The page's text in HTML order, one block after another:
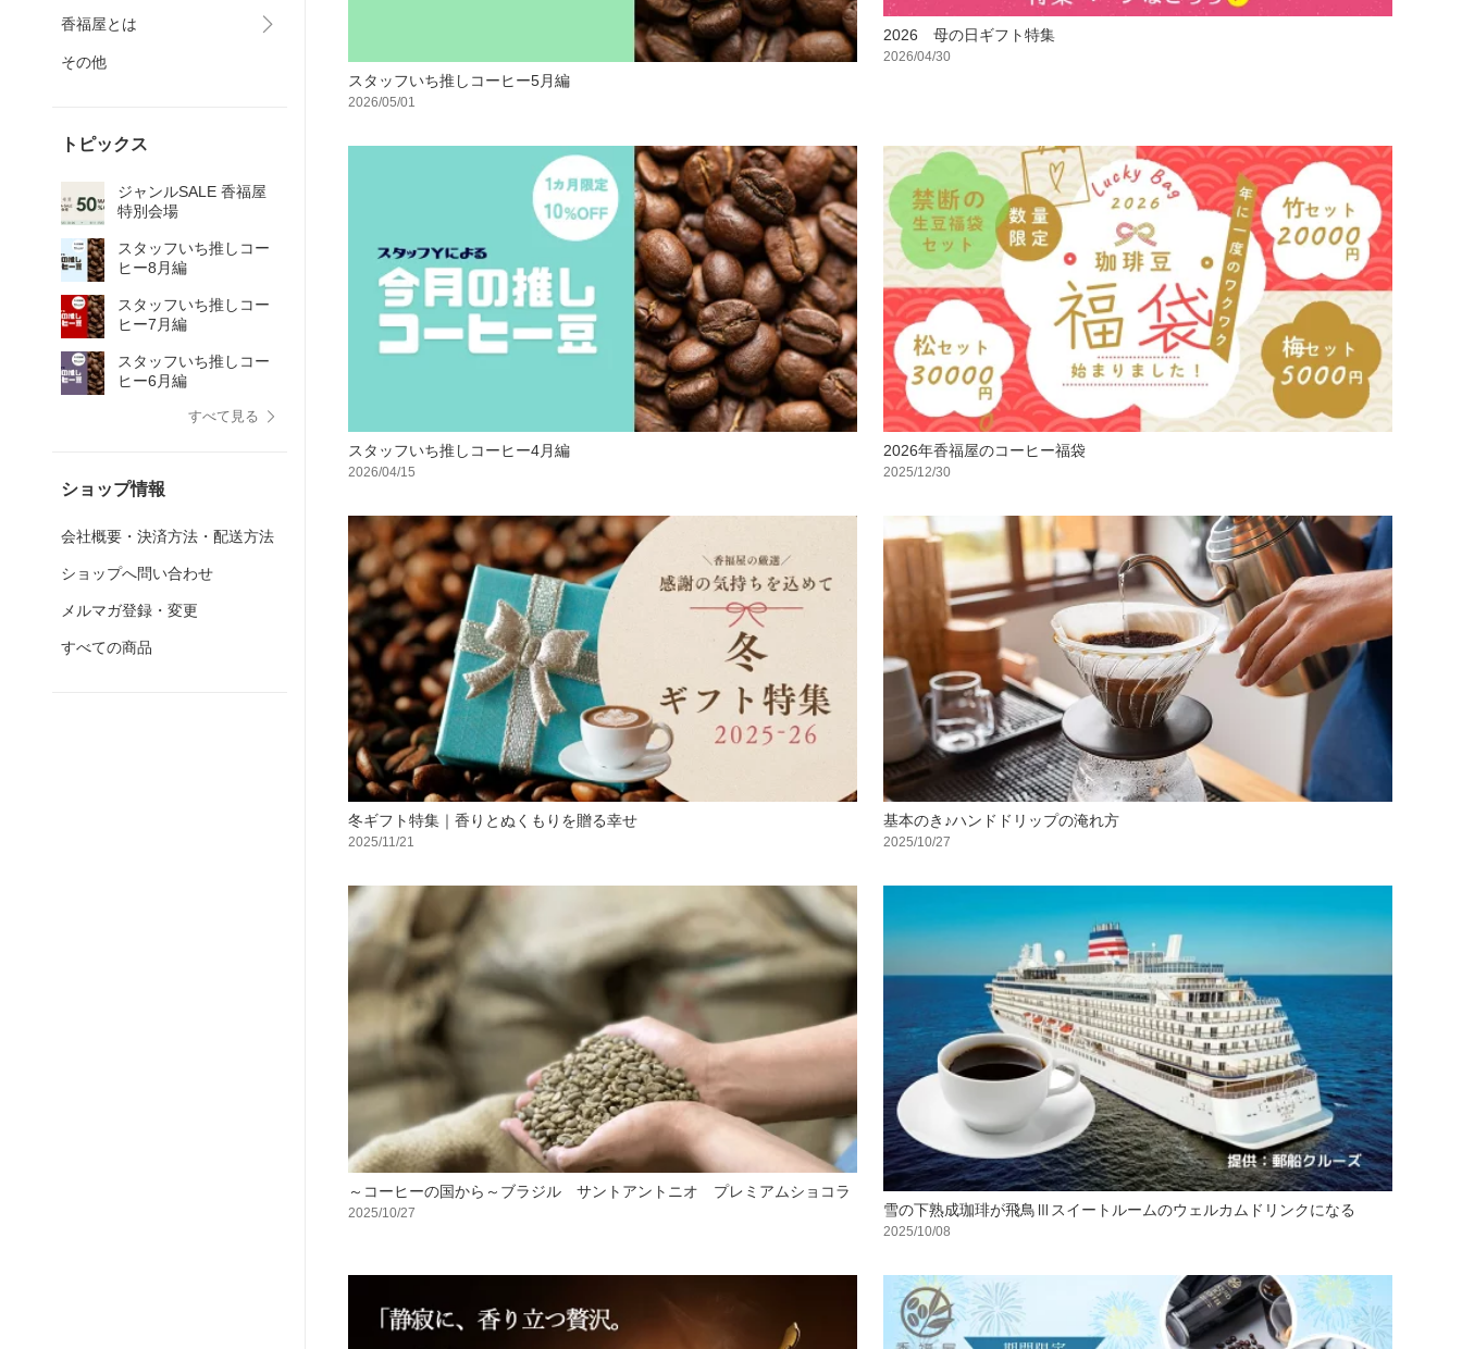
香福屋とは
その他
トピックス
ジャンルSALE 香福屋
特別会場
スタッフいち推しコー
ヒー8月編
スタッフいち推しコー
ヒー7月編
スタッフいち推しコー
ヒー6月編
すべて見る
ショップ情報
会社概要・決済方法・配送方法
ショップへ問い合わせ
メルマガ登録・変更
すべての商品
スタッフいち推しコーヒー5月編
2026/05/01
2026 母の日ギフト特集
2026/04/30
スタッフいち推しコーヒー4月編
2026/04/15
2026年香福屋のコーヒー福袋
2025/12/30
冬ギフト特集｜香りとぬくもりを贈る幸せ
2025/11/21
基本のき♪ハンドドリップの淹れ方
2025/10/27
～コーヒーの国から～ブラジル サントアントニオ プレミアムショコラ
2025/10/27 雪の下熟成珈琲が飛鳥Ⅲスイートルームのウェルカムドリンクになる
2025/10/08